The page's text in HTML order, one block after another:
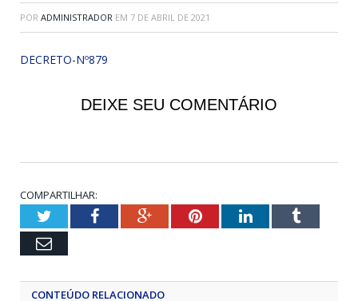
POR ADMINISTRADOR EM 7 DE ABRIL DE 2021
DECRETO-Nº879
DEIXE SEU COMENTÁRIO
COMPARTILHAR:
TwitterFacebookGoogle+PinterestLinkedInTumblr
Email
CONTEÚDO RELACIONADO